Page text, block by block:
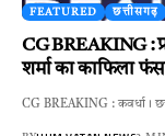
FEATURED छत्तीसगढ़
CG BREAKING :
शर्मा का काफिला
CG BREAKING : कवर्धा।